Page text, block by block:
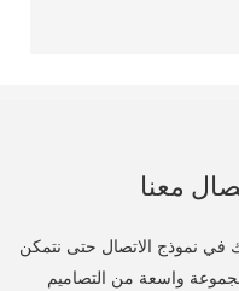
معنا
في نموذج الاتصال حتى نتمكن
واسعة من التصاميم